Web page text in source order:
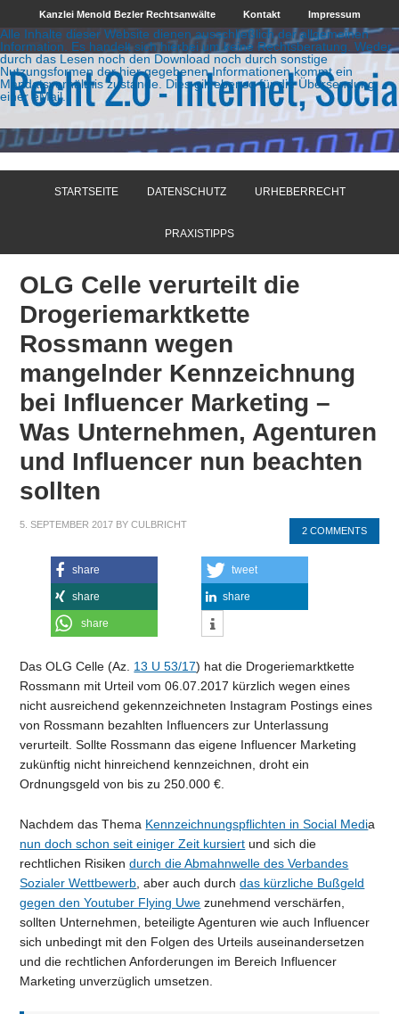
Kanzlei Menold Bezler Rechtsanwälte Kontakt Impressum
Alle Inhalte dieser Website dienen ausschließlich der allgemeinen
Information. Es handelt sich hierbei um keine Rechtsberatung. Weder
durch das Lesen noch den Download noch durch sonstige
Nutzungsformen der hier gegebenen Informationen kommt ein
Mandatsverhältnis zustande. Dies gilt ebenso für die Übersendung
einer eMail.
STARTSEITE DATENSCHUTZ URHEBERRECHT
PRAXISTIPPS
OLG Celle verurteilt die
Drogeriemarktkette
Rossmann wegen
mangelnder Kennzeichnung
bei Influencer Marketing –
Was Unternehmen, Agenturen
und Influencer nun beachten
sollten
5. SEPTEMBER 2017 BYCULBRICHT
2 COMMENTS
share tweet
share share
share
Das OLG Celle (Az. 13 U 53/17) hat die Drogeriemarktkette
Rossmann mit Urteil vom 06.07.2017 kürzlich wegen eines
nicht ausreichend gekennzeichneten Instagram Postings eines
von Rossmann bezahlten Influencers zur Unterlassung
verurteilt. Sollte Rossmann das eigene Influencer Marketing
zukünftig nicht hinreichend kennzeichnen, droht ein
Ordnungsgeld von bis zu 250.000 €.
Nachdem das Thema Kennzeichnungspflichten in Social Media
nun doch schon seit einiger Zeit kursiert und sich die
rechtlichen Risikendurch die Abmahnwelle des Verbandes
Sozialer Wettbewerb , aber auch durchdas kürzliche Bußgeld
gegen den Youtuber Flying Uwe zunehmend verschärfen,
sollten Unternehmen, beteiligte Agenturen wie auch Influencer
sich unbedingt mit den Folgen des Urteils auseinandersetzen
und die rechtlichen Anforderungen im Bereich Influencer
Marketing unverzüglich umsetzen.